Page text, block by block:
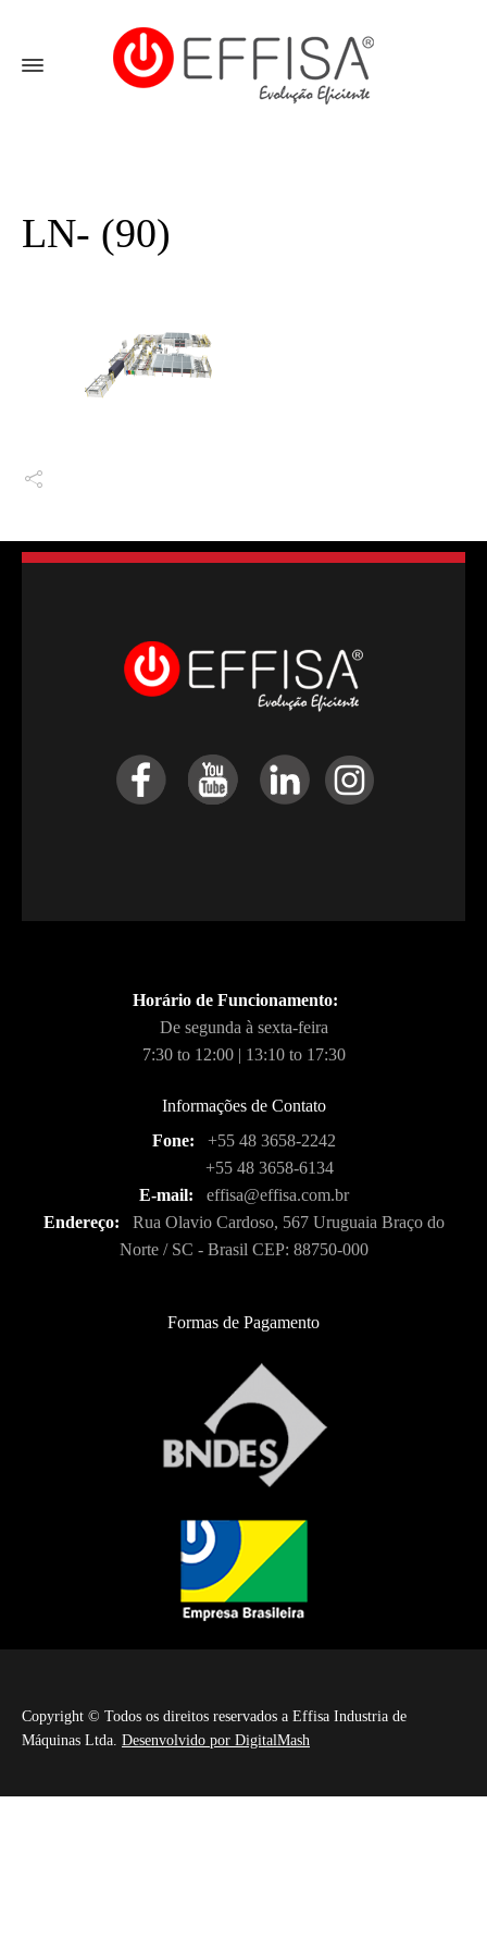
LN- (90)
Horário de Funcionamento:
De segunda à sexta-feira
7:30 to 12:00 | 13:10 to 17:30
Informações de Contato
Fone:
+55 48 3658-2242
+55 48 3658-6134
E-mail:
effisa@effisa.com.br
Endereço:
Rua Olavio Cardoso, 567 Uruguaia Braço do
Norte / SC - Brasil CEP: 88750-000
Formas de Pagamento
Copyright © Todos os direitos reservados a Effisa Industria de
Máquinas Ltda. Desenvolvido por DigitalMash